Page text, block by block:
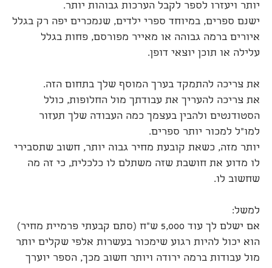
יותר ויעזרו לספר לקבל הערכות גבוהות יותר.
ישנם ספרים, במיוחד ספרי ילדים, שנמכרים יפה רק בגלל
איורים ברמה גבוהה או מאייר מפורסם, פחות בגלל
עלילה או תוכן יוצאי דופן.
את צריכה להתמקד בערך המוסף שלך בתחום הזה.
את צריכה להעריך את עבודתך מול החלופות, כולל
הסטודנטים ולהבין בעצמך כמה העבודה שלך תעזור
למו"ל למכור יותר ספרים.
יותר מזה, כשאת קובעת מחיר גבוה יותר, חשוב שתסבירי
לו מדוע את חושבת שזה משתלם לו כלכלית, כי זה מה
שחשוב לו.
למשל:
אם ישלם לך עוד 5,000 ש"ח (סתם קבעתי פרמיית מחיר)
הוא יכול להיות רגוע שימכור בעשרות אלפי שקלים יותר
מול עבודות ברמה ירודה ויותר חשוב מכך, הספר יוערך